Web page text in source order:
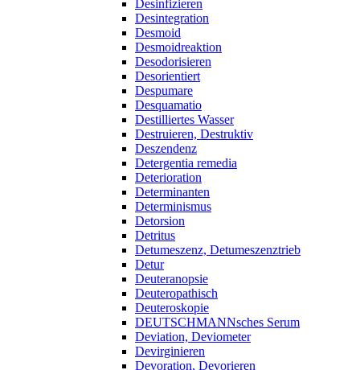
Desinfizieren
Desintegration
Desmoid
Desmoidreaktion
Desodorisieren
Desorientiert
Despumare
Desquamatio
Destilliertes Wasser
Destruieren, Destruktiv
Deszendenz
Detergentia remedia
Deterioration
Determinanten
Determinismus
Detorsion
Detritus
Detumeszenz, Detumeszenztrieb
Detur
Deuteranopsie
Deuteropathisch
Deuteroskopie
DEUTSCHMANNsches Serum
Deviation, Deviometer
Devirginieren
Devoration, Devorieren